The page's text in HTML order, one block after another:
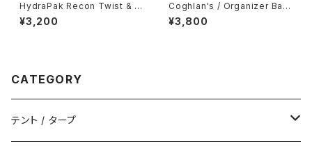
HydraPak Recon Twist & Si
p
¥3,200
Coghlan's / Organizer Bag
s -Large-
¥3,800
CATEGORY
テント / タープ